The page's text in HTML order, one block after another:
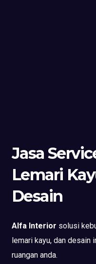
Jasa
Lemari
Desain
Alfa Interior solusi
lemari kayu, dan desain
ruangan anda.